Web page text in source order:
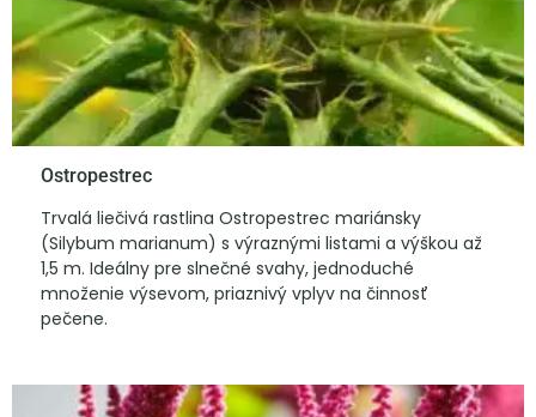
Ostropestrec
Trvalá liečivá rastlina Ostropestrec mariánsky
(Silybum marianum) s výraznými listami a výškou až
1,5 m. Ideálny pre slnečné svahy, jednoduché
množenie výsevom, priaznivý vplyv na činnosť
pečene.